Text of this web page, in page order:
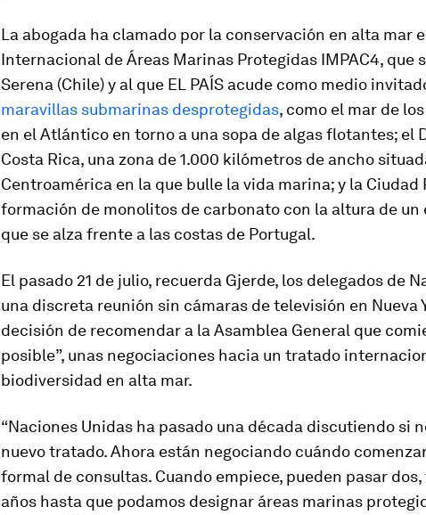
La abogada ha clamado por la conservación en alta mar
Internacional de Áreas Marinas Protegidas IMPAC4, que
Serena (Chile) y al que EL PAÍS acude como medio
maravillas submarinas desprotegidas, como el mar de
en el Atlántico en torno a una sopa de algas flotantes; el
Costa Rica, una zona de 1.000 kilómetros de ancho
Centroamérica en la que bulle la vida marina; y la Ciudad
formación de monolitos de carbonato con la altura de un
que se alza frente a las costas de Portugal.
El pasado 21 de julio, recuerda Gjerde, los delegados de
una discreta reunión sin cámaras de televisión en Nueva
decisión de recomendar a la Asamblea General que
posible”, unas negociaciones hacia un tratado
biodiversidad en alta mar.
“Naciones Unidas ha pasado una década discutiendo si
nuevo tratado. Ahora están negociando cuándo
formal de consultas. Cuando empiece, pueden pasar
años hasta que podamos designar áreas marinas